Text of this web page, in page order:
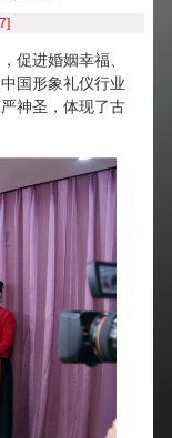
进婚姻幸福、
国形象礼仪行业
神圣，体现了古